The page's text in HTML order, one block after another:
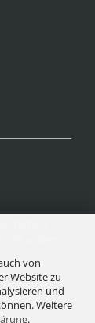
von
Website zu
und
Weitere
.